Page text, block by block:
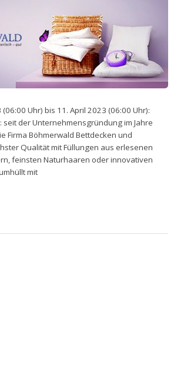
Uhr) bis 11. April 2023 (06:00 Uhr):
seit der Unternehmensgründung im Jahre
Firma Böhmerwald Bettdecken und
Qualität mit Füllungen aus erlesenen
feinsten Naturhaaren oder innovativen
mit